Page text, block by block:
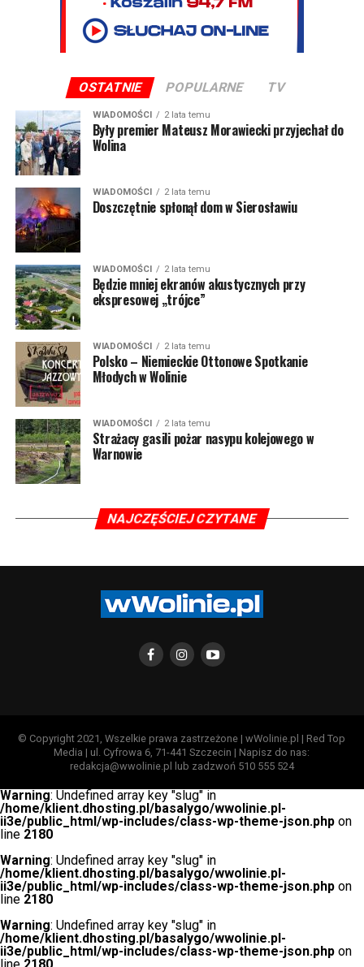
OSTATNIE POPULARNE TV
WIADOMOŚCI 2 lata temu
Były premier Mateusz Morawiecki przyjechał do
Wolina
WIADOMOŚCI 2 lata temu
Doszczętnie spłonął dom w Sierosławiu
WIADOMOŚCI 2 lata temu
Będzie mniej ekranów akustycznych przy
ekspresowej „trójce”
WIADOMOŚCI 2 lata temu
Polsko – Niemieckie Ottonowe Spotkanie
Młodych w Wolinie
WIADOMOŚCI 2 lata temu
Strażacy gasili pożar nasypu kolejowego w
Warnowie
NAJCZĘŚCIEJ CZYTANE
© Copyright 2021, Wszelkie prawa zastrzeżone | wWolinie.pl | Red Top
Media | ul. Cyfrowa 6, 71-441 Szczecin | Napisz do nas:
redakcja@wwolinie.pl lub zadzwoń 510 555 524
Warning: Undefined array key "slug" in
/home/klient.dhosting.pl/basalygo/wwolinie.pl-
ii3e/public_html/wp-includes/class-wp-theme-json.php on
line 2180
Warning: Undefined array key "slug" in
/home/klient.dhosting.pl/basalygo/wwolinie.pl-
ii3e/public_html/wp-includes/class-wp-theme-json.php on
line 2180
Warning: Undefined array key "slug" in
/home/klient.dhosting.pl/basalygo/wwolinie.pl-
ii3e/public_html/wp-includes/class-wp-theme-json.php on